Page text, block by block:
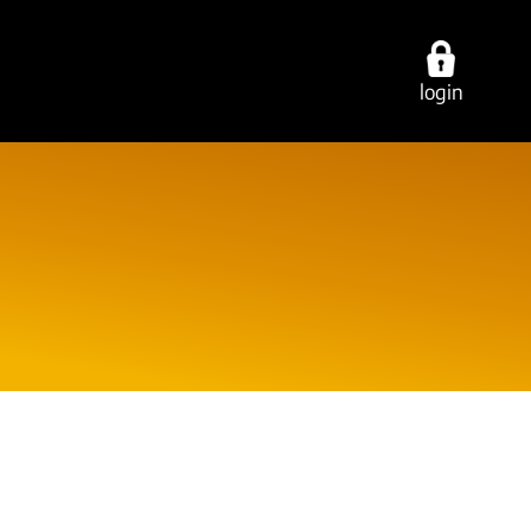
login